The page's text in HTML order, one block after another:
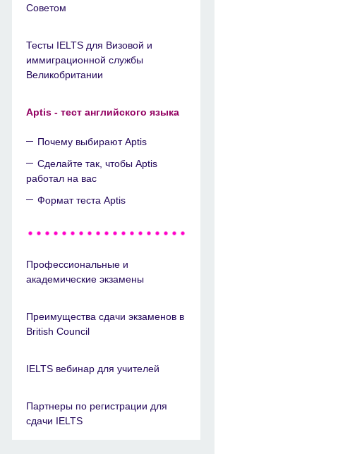
Советом
Тесты IELTS для Визовой и
иммиграционной службы
Великобритании
Aptis - тест английского языка
Почему выбирают Aptis
Сделайте так, чтобы Aptis
работал на вас
Формат теста Aptis
Профессиональные и
академические экзамены
Преимущества сдачи экзаменов в
British Council
IELTS вебинар для учителей
Партнеры по регистрации для
сдачи IELTS